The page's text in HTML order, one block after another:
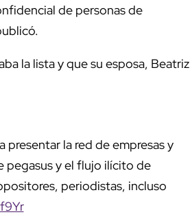
de personas de
la lista y que su esposa, Beatriz
presentar la red de empresas y
pegasus y el flujo ilícito de
periodistas, incluso